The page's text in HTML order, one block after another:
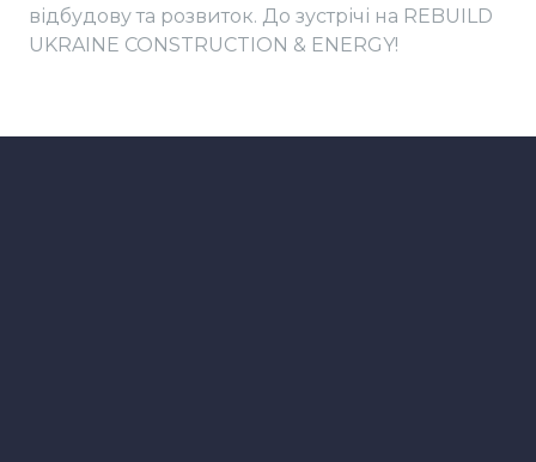
відбудову та розвиток. До зустрічі на REBUILD
UKRAINE CONSTRUCTION & ENERGY!